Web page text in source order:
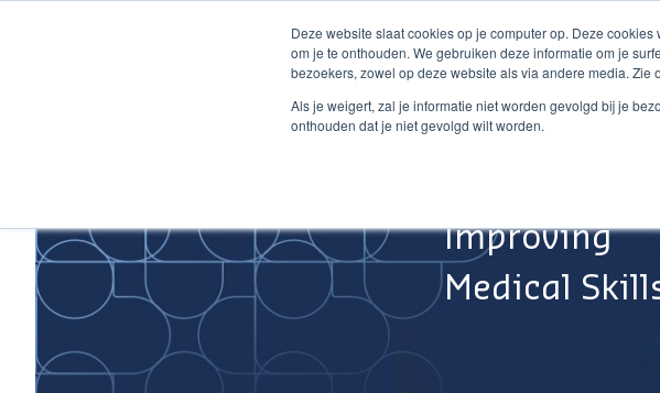
Deze website slaat cookies op je computer op. Deze
om je te onthouden. We gebruiken deze informatie om je
bezoekers, zowel op deze website als via andere media.
Als je weigert, zal je informatie niet worden gevolgd bij je
onthouden dat je niet gevolgd wilt worden.
Improving
Medical